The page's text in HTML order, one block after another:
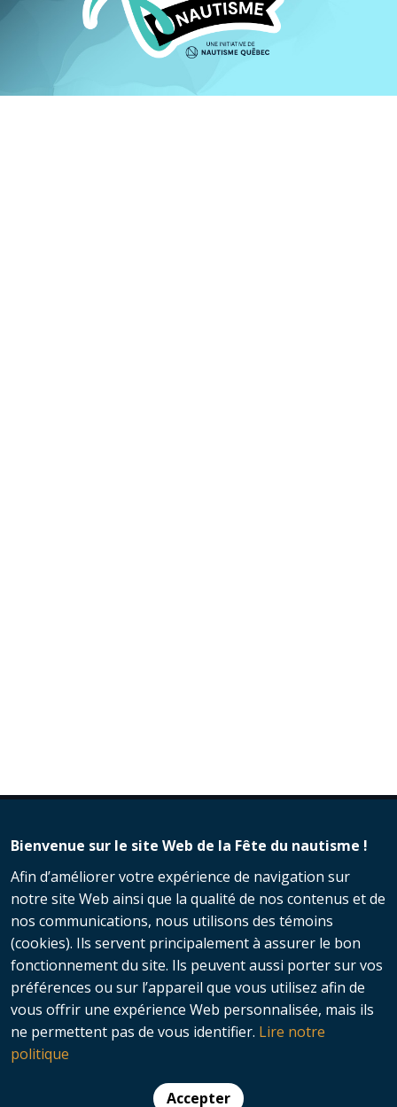
© 2026 Fête du nautisme - Nautisme
Québec | Tous droits réservés​ |
personnels
Bienvenue sur le site Web de la Fête du nautisme !
Afin d’améliorer votre expérience de navigation sur
notre site Web ainsi que la qualité de nos contenus et de
nos communications, nous utilisons des témoins
(cookies). Ils servent principalement à assurer le bon
fonctionnement du site. Ils peuvent aussi porter sur vos
préférences ou sur l’appareil que vous utilisez afin de
vous offrir une expérience Web personnalisée, mais ils
ne permettent pas de vous identifier. Lire notre
politique
Accepter